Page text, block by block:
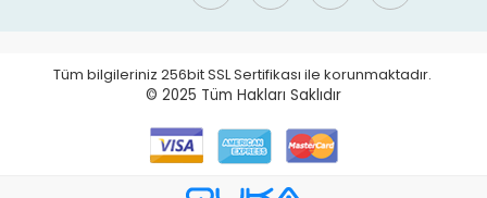
Tüm bilgileriniz 256bit SSL Sertifikası ile korunmaktadır.
© 2025 Tüm Hakları Saklıdır